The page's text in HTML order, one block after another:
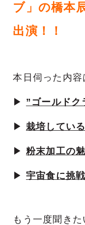
ブ」の橋本
出演！！
本日伺った内
▶ ”ゴールドク
▶ 栽培してい
▶ 粉末加工の
▶ 宇宙食に挑戦
もう一度聞きた